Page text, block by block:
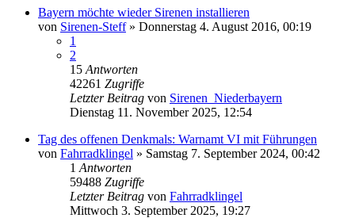
Bayern möchte wieder Sirenen installieren
von Sirenen-Steff» Donnerstag 4. August 2016, 00:19
1
2
15 Antworten
42261 Zugriffe
Letzter Beitrag von Sirenen_Niederbayern
Dienstag 11. November 2025, 12:54
Tag des offenen Denkmals: Warnamt VI mit Führungen
von Fahrradklingel » Samstag 7. September 2024, 00:42
1 Antworten
59488 Zugriffe
Letzter Beitrag von Fahrradklingel
Mittwoch 3. September 2025, 19:27